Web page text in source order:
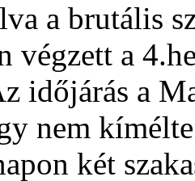
a brutális
végzett a
időjárás a
nem
két